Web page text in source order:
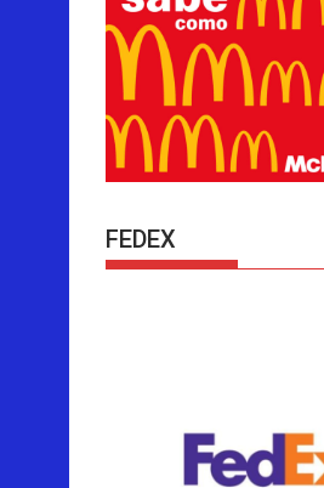
FEDEX